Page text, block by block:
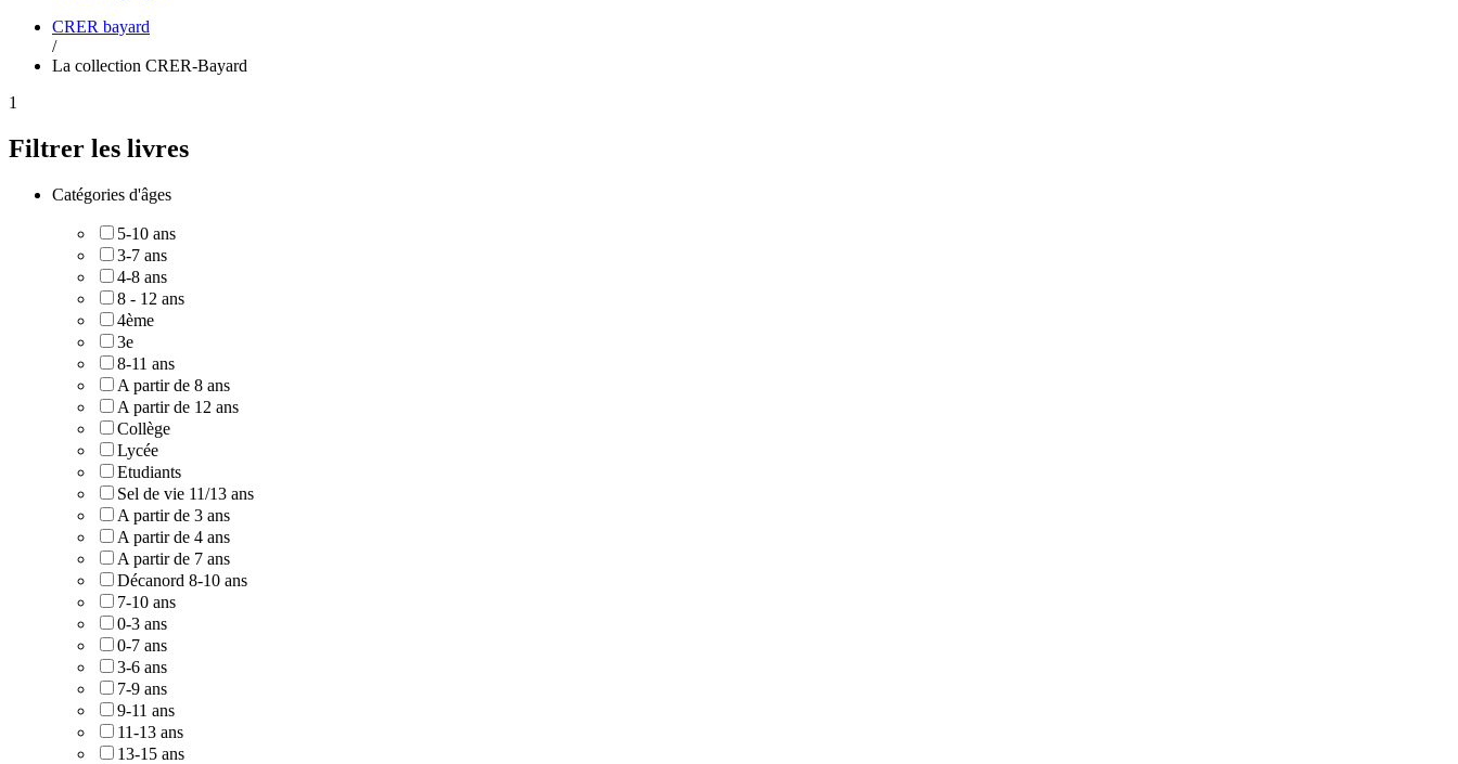
CRER bayard
/
La collection CRER-Bayard
1
Filtrer les livres
Catégories d'âges
5-10 ans
3-7 ans
4-8 ans
8 - 12 ans
4ème
3e
8-11 ans
A partir de 8 ans
A partir de 12 ans
Collège
Lycée
Etudiants
Sel de vie 11/13 ans
A partir de 3 ans
A partir de 4 ans
A partir de 7 ans
Décanord 8-10 ans
7-10 ans
0-3 ans
0-7 ans
3-6 ans
7-9 ans
9-11 ans
11-13 ans
13-15 ans